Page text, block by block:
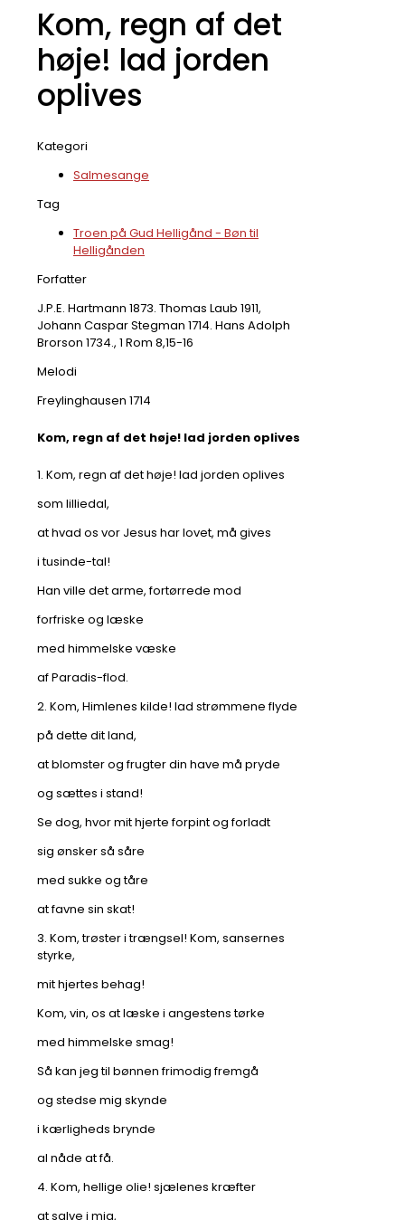
Kom, regn af det
høje! lad jorden
oplives
Kategori
Salmesange
Tag
Troen på Gud Helligånd - Bøn til
Helligånden
Forfatter
J.P.E. Hartmann 1873. Thomas Laub 1911,
Johann Caspar Stegman 1714. Hans Adolph
Brorson 1734., 1 Rom 8,15-16
Melodi
Freylinghausen 1714
Kom, regn af det høje! lad jorden oplives
1. Kom, regn af det høje! lad jorden oplives
som lilliedal,
at hvad os vor Jesus har lovet, må gives
i tusinde-tal!
Han ville det arme, fortørrede mod
forfriske og læske
med himmelske væske
af Paradis-flod.
2. Kom, Himlenes kilde! lad strømmene flyde
på dette dit land,
at blomster og frugter din have må pryde
og sættes i stand!
Se dog, hvor mit hjerte forpint og forladt
sig ønsker så såre
med sukke og tåre
at favne sin skat!
3. Kom, trøster i trængsel! Kom, sansernes
styrke,
mit hjertes behag!
Kom, vin, os at læske i angestens tørke
med himmelske smag!
Så kan jeg til bønnen frimodig fremgå
og stedse mig skynde
i kærligheds brynde
al nåde at få.
4. Kom, hellige olie! sjælenes kræfter
at salve i mig,